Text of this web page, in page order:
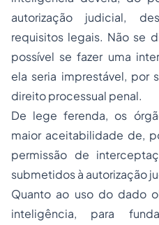
autorização judicial,
requisitos legais. Não se
possível se fazer uma
ela seria imprestável, por
direito processual penal.
De lege ferenda, os
maior aceitabilidade de,
permissão de
submetidos à autorização
Quanto ao uso do dado
inteligência, para